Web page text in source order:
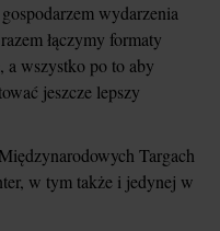
wydarzenia
łączymy formaty
a wszystko po to aby
jeszcze lepszy
Targach
w tym także i jedynej w